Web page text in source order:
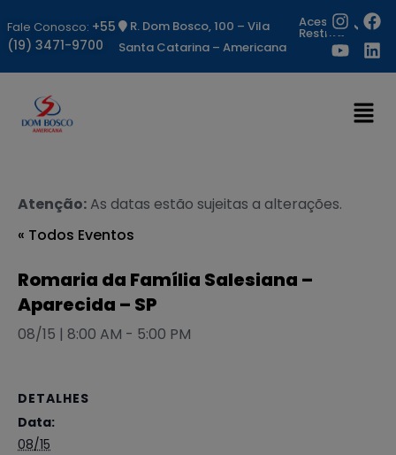
Fale Conosco: +55
(19) 3471-9700
R. Dom Bosco, 100 – Vila
Santa Catarina – Americana
Acesso
Restrito
Atenção:As datas estão sujeitas a alterações.
« Todos Eventos
Romaria da Família Salesiana –
Aparecida – SP
08/15 | 8:00 AM - 5:00 PM
DETALHES
Data:
08/15